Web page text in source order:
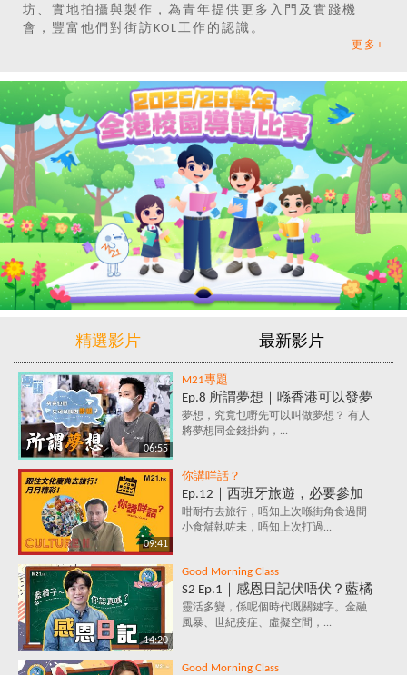
坊、實地拍攝與製作，為青年提供更多入門及實踐機
會，豐富他們對街訪KOL工作的認識。
更多+
精選影片 最新影片
06:55
M21專題
Ep.8 所謂夢想｜喺香港可以發夢
嗎？夢想究竟係咩？追夢=金錢
+金錢+金錢？
夢想，究竟乜嘢先可以叫做夢想？ 有人
將夢想同金錢掛鉤，...
09:41
你講咩話？
Ep.12｜西班牙旅遊，必要參加
的文化慶典活動✈️ 跟住節日去旅
行～月月精彩！
咁耐冇去旅行，唔知上次喺街角食過間
小食舖執咗未，唔知上次打過...
14:20
Good Morning Class
S2 Ep.1｜感恩日記伏唔伏？藍橘
子為你解構，究竟係乜嘢原理，
每天寫低3件感恩事件，就會影
靈活多變，係呢個時代嘅關鍵字。金融
風暴、世紀疫症、虛擬空間，...
Good Morning Class